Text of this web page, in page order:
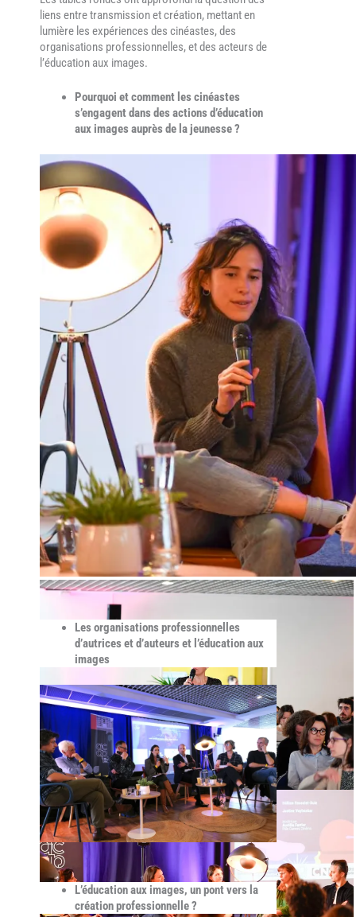
liens entre transmission et création, mettant en
lumière les expériences des cinéastes, des
organisations professionnelles, et des acteurs de
l’éducation aux images.
Pourquoi et comment les cinéastes
s’engagent dans des actions d’éducation
aux images auprès de la jeunesse ?
Les organisations professionnelles
d’autrices et d’auteurs et l’éducation aux
images
L’éducation aux images, un pont vers la
création professionnelle ?